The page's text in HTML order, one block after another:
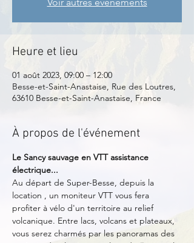
Heure et lieu
01 août 2023, 09:00 – 12:00
Besse-et-Saint-Anastaise, Rue des Loutres,
63610 Besse-et-Saint-Anastaise, France
À propos de l'événement
Le Sancy sauvage en VTT assistance
électrique...
Au départ de Super-Besse, depuis la
location , un moniteur VTT vous fera
profiter à vélo d'un territoire au relief
volcanique. Entre lacs, volcans et plateaux,
vous serez charmés par les panoramas des